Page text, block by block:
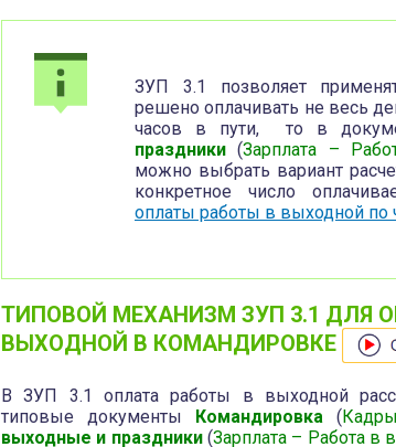
ЗУП 3.1 позволяет
решено оплачивать не весь
часов в пути, то в
праздники(Зарплата –
можно выбрать вариант
конкретное число
оплаты работы в выходной по
ТИПОВОЙ МЕХАНИЗМ ЗУП 3.1 ДЛЯ
ВЫХОДНОЙ В КОМАНДИРОВКЕ
В ЗУП 3.1 оплата работы в выходной
типовые документы Командировка (
выходные и праздники (Зарплата – Работа в